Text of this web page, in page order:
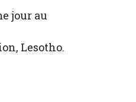
jour au
Lesotho.